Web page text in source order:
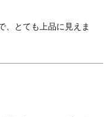
、とても上品に見えま